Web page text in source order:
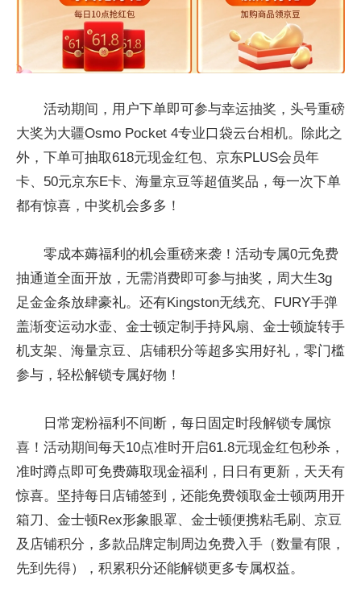
活动期间，用户下单即可参与幸运抽奖，头号重磅
大奖为大疆Osmo Pocket 4专业口袋云台相机。除此之
外，下单可抽取618元现金红包、京东PLUS会员年
卡、50元京东E卡、海量京豆等超值奖品，每一次下单
都有惊喜，中奖机会多多！
零成本薅福利的机会重磅来袭！活动专属0元免费
抽通道全面开放，无需消费即可参与抽奖，周大生3g
足金金条放肆豪礼。还有Kingston无线充、FURY手弹
盖渐变运动水壶、金士顿定制手持风扇、金士顿旋转手
机支架、海量京豆、店铺积分等超多实用好礼，零门槛
参与，轻松解锁专属好物！
日常宠粉福利不间断，每日固定时段解锁专属惊
喜！活动期间每天10点准时开启61.8元现金红包秒杀，
准时蹲点即可免费薅取现金福利，日日有更新，天天有
惊喜。坚持每日店铺签到，还能免费领取金士顿两用开
箱刀、金士顿Rex形象眼罩、金士顿便携粘毛刷、京豆
及店铺积分，多款品牌定制周边免费入手（数量有限，
先到先得），积累积分还能解锁更多专属权益。